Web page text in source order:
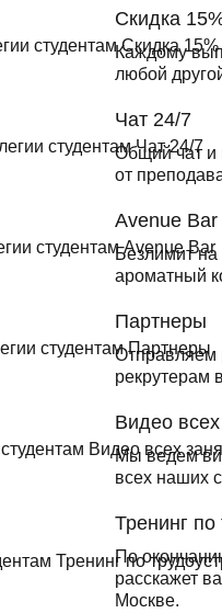
Скидка
Каждому
любой
Чат 24/7
Общий чат и
от
Avenue Bar
Безлимит
ароматный
Партнеры
Отправляем
рекрутерам
Видео
Мы ведем
всех наших
Тренинг по
По
расскажет
Москве.